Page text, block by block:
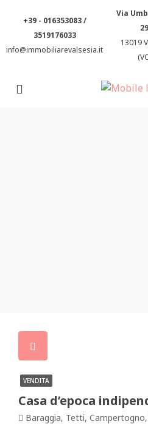
+39 - 016353083 /
3519176033
info@immobiliarevalsesia.it
Via
29
13019
VENDITA
Casa d’epoca
Baraggia, Tetti, Campertogno,